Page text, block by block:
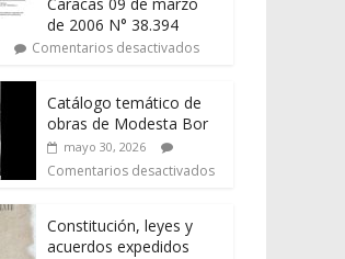
de 2006 N° 38.394
Comentarios desactivados
Catálogo temático de
obras de Modesta Bor
mayo 30, 2026
Comentarios desactivados
Constitución, leyes y
acuerdos expedidos